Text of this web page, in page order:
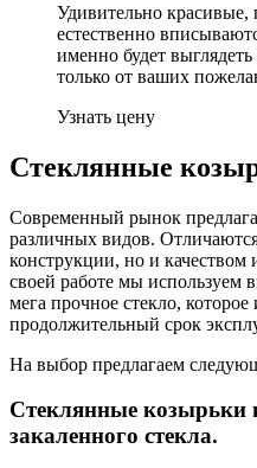
Удивительно
естественно
именно будет
только от ваших
Узнать цену
Стеклянные
Современный рынок
различных видов.
конструкции, но и качеством
своей работе мы используем
мега прочное стекло, которое
продолжительный срок
На выбор предлагаем
Стеклянные козырьки
закаленного стекла.